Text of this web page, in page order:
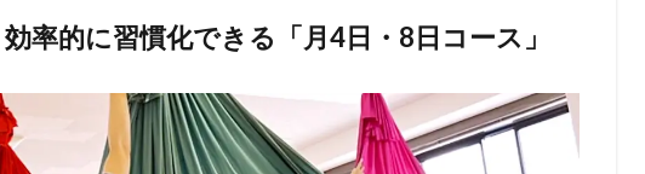
率的に習慣化できる「月4日・8日コース」